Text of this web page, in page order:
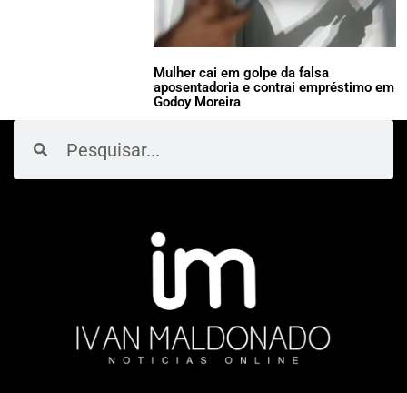
Mulher cai em golpe da falsa
aposentadoria e contrai empréstimo em
Godoy Moreira